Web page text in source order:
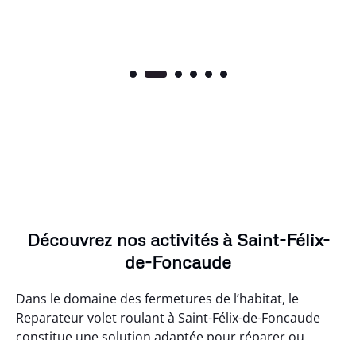
Découvrez nos activités à Saint-Félix-
de-Foncaude
Dans le domaine des fermetures de l’habitat, le
Reparateur volet roulant à Saint-Félix-de-Foncaude